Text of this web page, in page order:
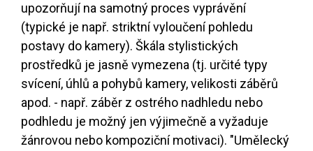
upozorňují na samotný proces vyprávění
(typické je např. striktní vyloučení pohledu
postavy do kamery). Škála stylistických
prostředků je jasně vymezena (tj. určité typy
svícení, úhlů a pohybů kamery, velikosti záběrů
apod. - např. záběr z ostrého nadhledu nebo
podhledu je možný jen výjimečně a vyžaduje
žánrovou nebo kompoziční motivaci). "Umělecký